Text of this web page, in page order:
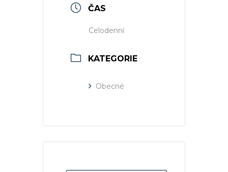
ČAS
Celodenní
KATEGORIE
Obecné